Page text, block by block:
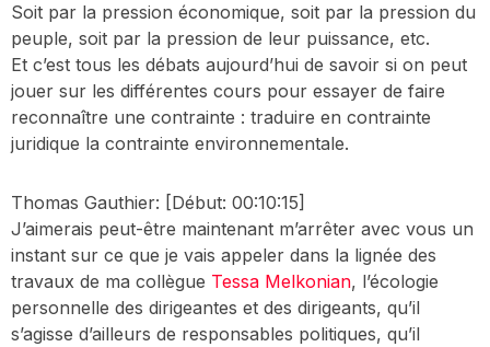
Soit par la pression économique, soit par la pression du
peuple, soit par la pression de leur puissance, etc.
Et c’est tous les débats aujourd’hui de savoir si on peut
jouer sur les différentes cours pour essayer de faire
reconnaître une contrainte : traduire en contrainte
juridique la contrainte environnementale.
Thomas Gauthier: [Début: 00:10:15]
J’aimerais peut-être maintenant m’arrêter avec vous un
instant sur ce que je vais appeler dans la lignée des
travaux de ma collègue Tessa Melkonian, l’écologie
personnelle des dirigeantes et des dirigeants, qu’il
s’agisse d’ailleurs de responsables politiques, qu’il